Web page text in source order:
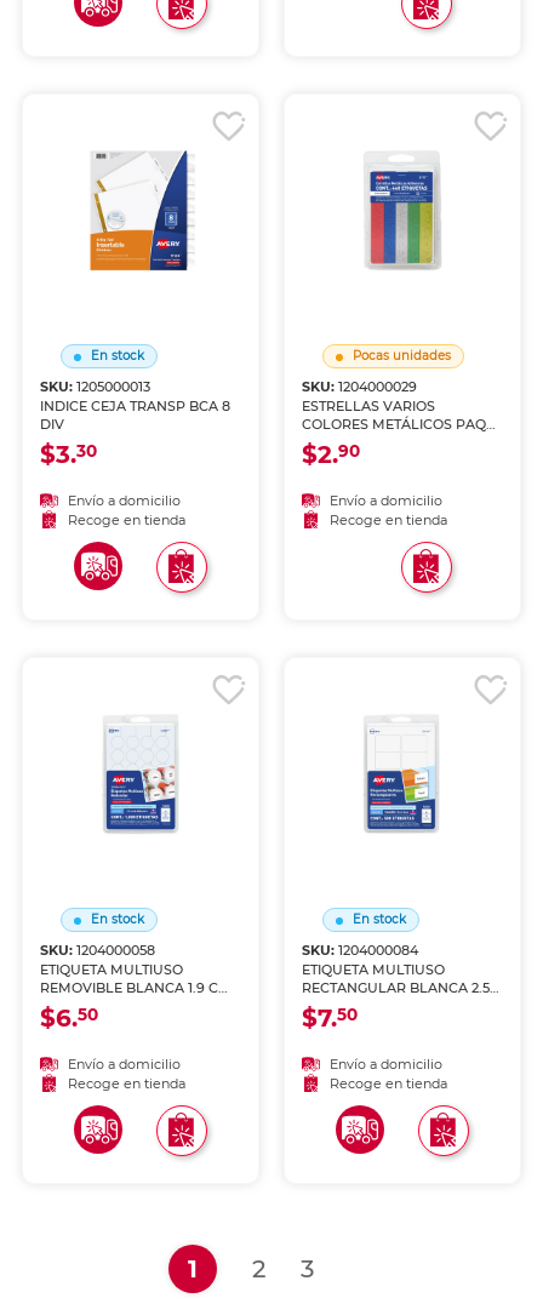
En stock
SKU:1205000013
INDICE CEJA TRANSP BCA 8
DIV
$3.30
Envío a domicilio
Recoge en tienda
Pocas unidades
SKU: 1204000029
ESTRELLAS VARIOS
COLORES METÁLICOS PAQ
440
$2.90
Envío a domicilio
Recoge en tienda
En stock
SKU:1204000058
ETIQUETA MULTIUSO
REMOVIBLE BLANCA 1.9 CM
PAQ 1008
$6.50
Envío a domicilio
Recoge en tienda
En stock
SKU: 1204000084
ETIQUETA MULTIUSO
RECTANGULAR BLANCA 2.5
CM X 3.8 CM PAQ 500
$7.50
Envío a domicilio
Recoge en tienda
1 (current)
2 3